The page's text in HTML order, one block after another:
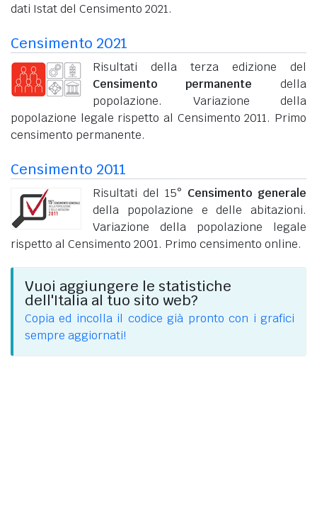
dati Istat del Censimento 2021.
Censimento 2021
Risultati della terza edizione del
Censimento permanente della
popolazione. Variazione della
popolazione legale rispetto al Censimento 2011. Primo
censimento permanente.
Censimento 2011
Risultati del 15° Censimento generale
della popolazione e delle abitazioni.
Variazione della popolazione legale
rispetto al Censimento 2001. Primo censimento online.
Vuoi aggiungere le statistiche
dell'Italia al tuo sito web?
Copia ed incolla il codice già pronto con i grafici
sempre aggiornati!